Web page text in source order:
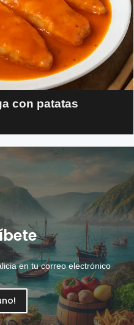
con patatas
en tu correo electrónico